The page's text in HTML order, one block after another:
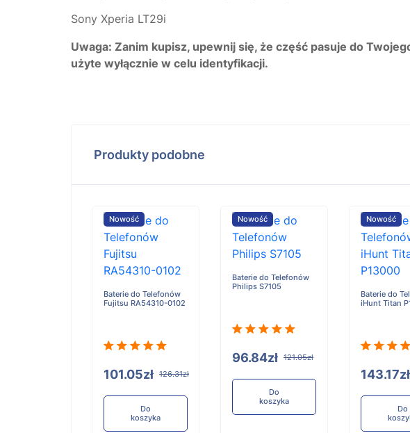
Sony Xperia LT29i
Uwaga: Zanim kupisz, upewnij się, że część pasuje do
użyte wyłącznie w celu identyfikacji.
Produkty podobne
Nowość
Baterie do Telefonów
Fujitsu RA54310-0102
101.05zł 126.31zł
Do
koszyka
Nowość
Baterie do Telefonów
Philips S7105
96.84zł 121.05zł
Do
koszyka
Nowość
Baterie do
iHunt Titan
143.17zł
Do